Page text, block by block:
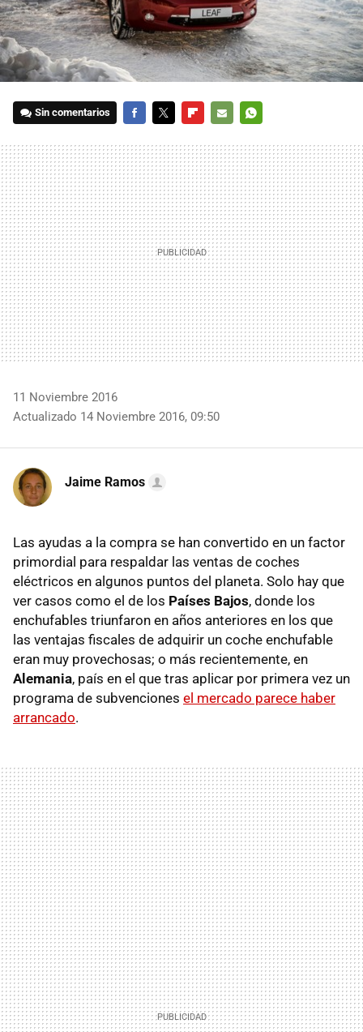
Sin comentarios
MAIL
11 Noviembre 2016
Actualizado 14 Noviembre 2016, 09:50
Jaime Ramos
Las ayudas a la compra se han convertido en un factor
primordial para respaldar las ventas de coches
eléctricos en algunos puntos del planeta. Solo hay que
ver casos como el de los Países Bajos, donde los
enchufables triunfaron en años anteriores en los que
las ventajas fiscales de adquirir un coche enchufable
eran muy provechosas; o más recientemente, en
Alemania, país en el que tras aplicar por primera vez un
programa de subvenciones el mercado parece haber
arrancado.